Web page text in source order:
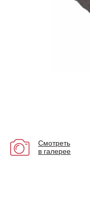
Смотреть
в галерее